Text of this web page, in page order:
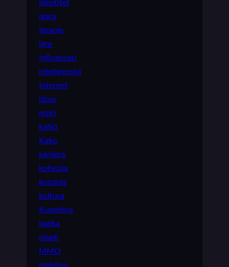
igara
Igranje
igre
influenseri
inteligencija
Internet
izbor
jezici
kafići
Kako
karijera
kohezija
konzola
kultura
Kupovina
logika
mladi
MMO
mobilno